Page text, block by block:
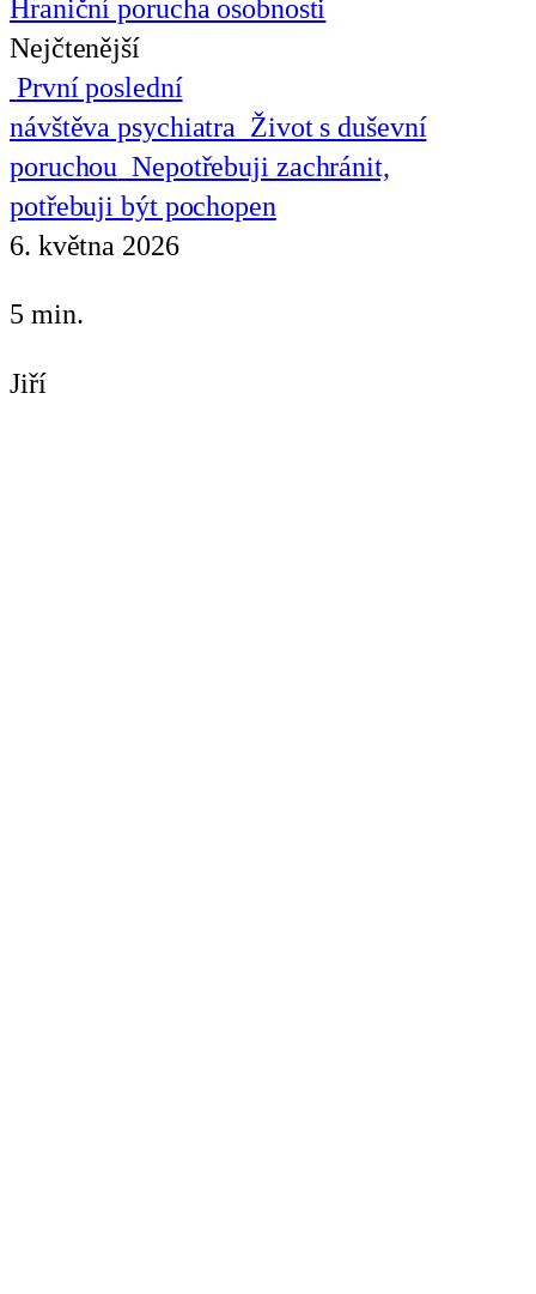
Hraniční porucha osobnosti
Nejčtenější
První poslední
návštěva psychiatra Život s duševní
poruchou Nepotřebuji zachránit,
potřebuji být pochopen
6. května 2026
5 min.
Jiří